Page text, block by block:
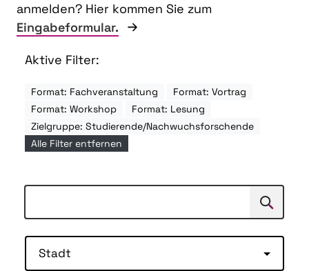
anmelden? Hier kommen Sie zum
Eingabeformular.
Aktive Filter:
Format: Fachveranstaltung
Format: Vortrag
Format: Workshop
Format: Lesung
Zielgruppe: Studierende/Nachwuchsforschende
Alle Filter entfernen
Suchen
Stadt